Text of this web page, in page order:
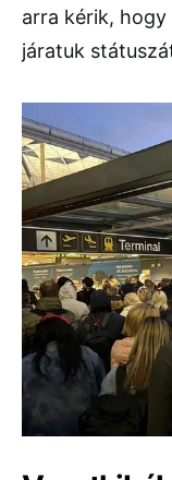
arra kérik,
járatuk